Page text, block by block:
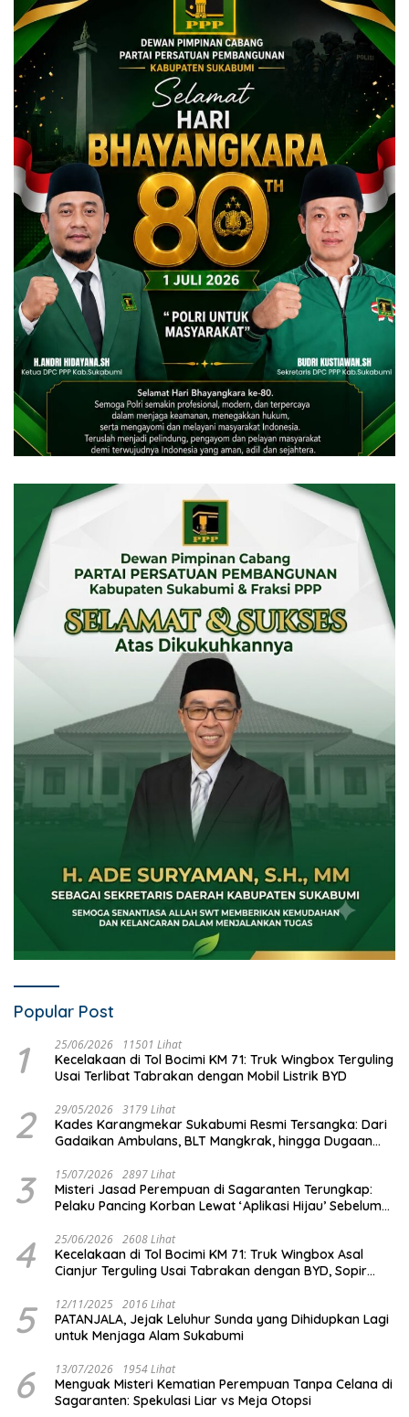
Popular Post
1 25/06/2026 11501 Lihat
Kecelakaan di Tol Bocimi KM 71: Truk Wingbox Terguling
Usai Terlibat Tabrakan dengan Mobil Listrik BYD
2 29/05/2026 3179 Lihat
Kades Karangmekar Sukabumi Resmi Tersangka: Dari
Gadaikan Ambulans, BLT Mangkrak, hingga Dugaan
3 15/07/2026 2897 Lihat
Misteri Jasad Perempuan di Sagaranten Terungkap:
Pelaku Pancing Korban Lewat ‘Aplikasi Hijau’ Sebelum
4 25/06/2026 2608 Lihat
Kecelakaan di Tol Bocimi KM 71: Truk Wingbox Asal
Cianjur Terguling Usai Tabrakan dengan BYD, Sopir
5 12/11/2025 2016 Lihat
PATANJALA, Jejak Leluhur Sunda yang Dihidupkan Lagi
untuk Menjaga Alam Sukabumi
6 13/07/2026 1954 Lihat
Menguak Misteri Kematian Perempuan Tanpa Celana di
Sagaranten: Spekulasi Liar vs Meja Otopsi